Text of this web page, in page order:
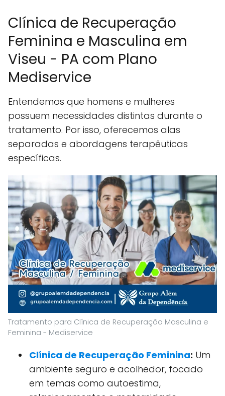
Clínica de Recuperação
Feminina e Masculina em
Viseu - PA com Plano
Mediservice
Entendemos que homens e mulheres
possuem necessidades distintas durante o
tratamento. Por isso, oferecemos alas
separadas e abordagens terapêuticas
específicas.
Tratamento para Clínica de Recuperação Masculina e
Feminina - Mediservice
Clínica de Recuperação Feminina: Um
ambiente seguro e acolhedor, focado
em temas como autoestima,